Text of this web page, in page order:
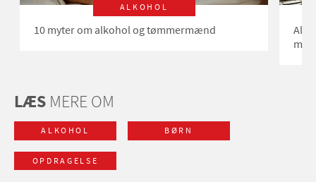
ALKOHOL
10 myter om alkohol og tømmermænd
LÆS MERE OM
ALKOHOL BØRN
OPDRAGELSE